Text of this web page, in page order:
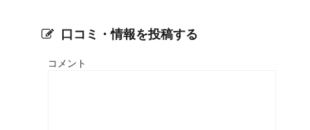
口コミ・情報を投稿する
コメント